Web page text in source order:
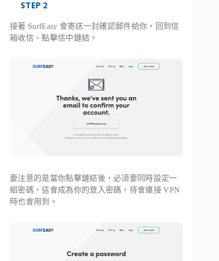
STEP 2
接著 SurfEasy 會寄送一封確認郵件給你，回到信
箱收信、點擊信中鏈結。
要注意的是當你點擊鏈結後，必須要同時設定一
組密碼，這會成為你的登入密碼，待會連接 VPN
時也會用到。